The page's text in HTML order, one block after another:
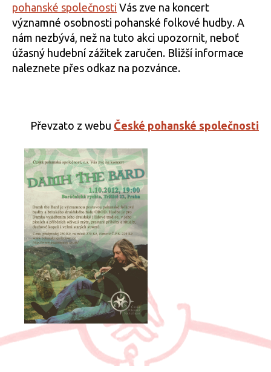
pohanské společnosti Vás zve na koncert
významné osobnosti pohanské folkové hudby. A
nám nezbývá, než na tuto akci upozornit, neboť
úžasný hudební zážitek zaručen. Bližší informace
naleznete přes odkaz na pozvánce.
Převzato z webu České pohanské společnosti